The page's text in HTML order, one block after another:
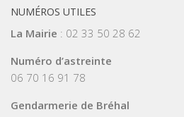
NUMÉROS UTILES
La Mairie : 02 33 50 28 62
Numéro d’astreinte
06 70 16 91 78
Gendarmerie de Bréhal